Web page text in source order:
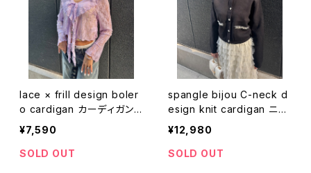
lace × frill design boler
o cardigan カーディガン
ボレロ レース フリル 羽織
¥7,590
SOLD OUT
spangle bijou C-neck d
esign knit cardigan ニッ
ト カーディガン ジャケット
Cネック ビジュー キラキラ
¥12,980
SOLD OUT